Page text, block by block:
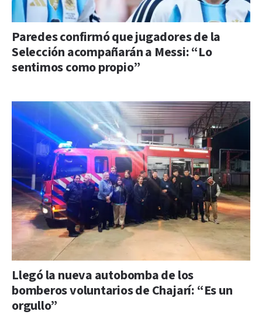
Paredes confirmó que jugadores de la
Selección acompañarán a Messi: “Lo
sentimos como propio”
Llegó la nueva autobomba de los
bomberos voluntarios de Chajarí: “Es un
orgullo”